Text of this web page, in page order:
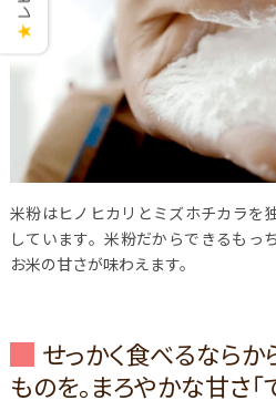
米粉はヒノヒカリとミズホチカラを
しています。米粉だからできるもっ
お米の甘さが味わえます。
せっかく食べるなら
ものを。まろやかな甘さ「
★